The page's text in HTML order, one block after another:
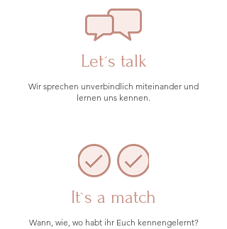
Let´s talk
Wir sprechen unverbindlich miteinander und
lernen uns kennen.
It`s a match
Wann, wie, wo habt ihr Euch kennengelernt?